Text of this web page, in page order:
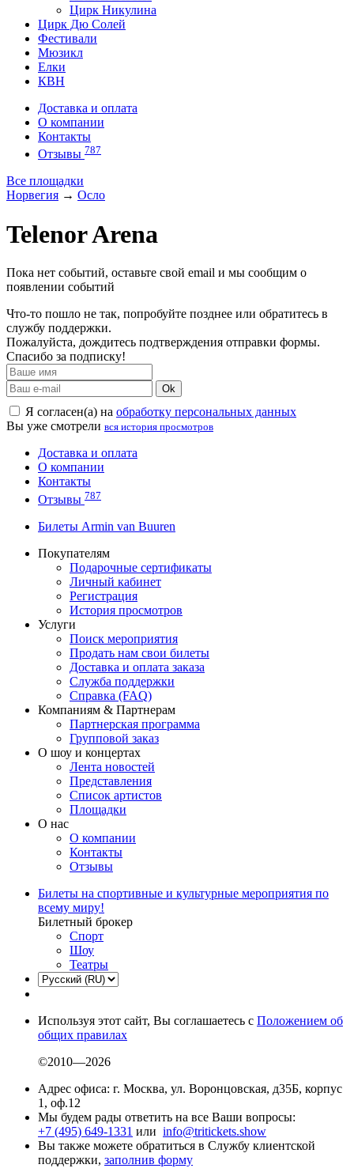
Цирк Никулина
Цирк Дю Солей
Фестивали
Мюзикл
Елки
КВН
Доставка и оплата
О компании
Контакты
Отзывы 787
Все площадки
Норвегия → Осло
Telenor Arena
Пока нет событий, оставьте свой email и мы сообщим о
появлении событий
Что-то пошло не так, попробуйте позднее или обратитесь в
службу поддержки.
Пожалуйста, дождитесь подтверждения отправки формы.
Спасибо за подписку!
Ok
Я согласен(а) на обработку персональных данных
Вы уже смотрели вся история просмотров
Доставка и оплата
О компании
Контакты
Отзывы 787
Билеты Armin van Buuren
Покупателям
Подарочные сертификаты
Личный кабинет
Регистрация
История просмотров
Услуги
Поиск мероприятия
Продать нам свои билеты
Доставка и оплата заказа
Служба поддержки
Справка (FAQ)
Компаниям & Партнерам
Партнерская программа
Групповой заказ
О шоу и концертах
Лента новостей
Представления
Список артистов
Площадки
О нас
О компании
Контакты
Отзывы
Билеты на спортивные и культурные мероприятия по
всему миру!
Билетный брокер
Спорт
Шоу
Театры
Используя этот сайт, Вы соглашаетесь с Положением об
общих правилах
©2010—2026
Адрес офиса: г. Москва, ул. Воронцовская, д35Б, корпус
1, оф.12
Мы будем рады ответить на все Ваши вопросы:
+7 (495) 649-1331 или info@tritickets.show
Вы также можете обратиться в Службу клиентской
поддержки, заполнив форму